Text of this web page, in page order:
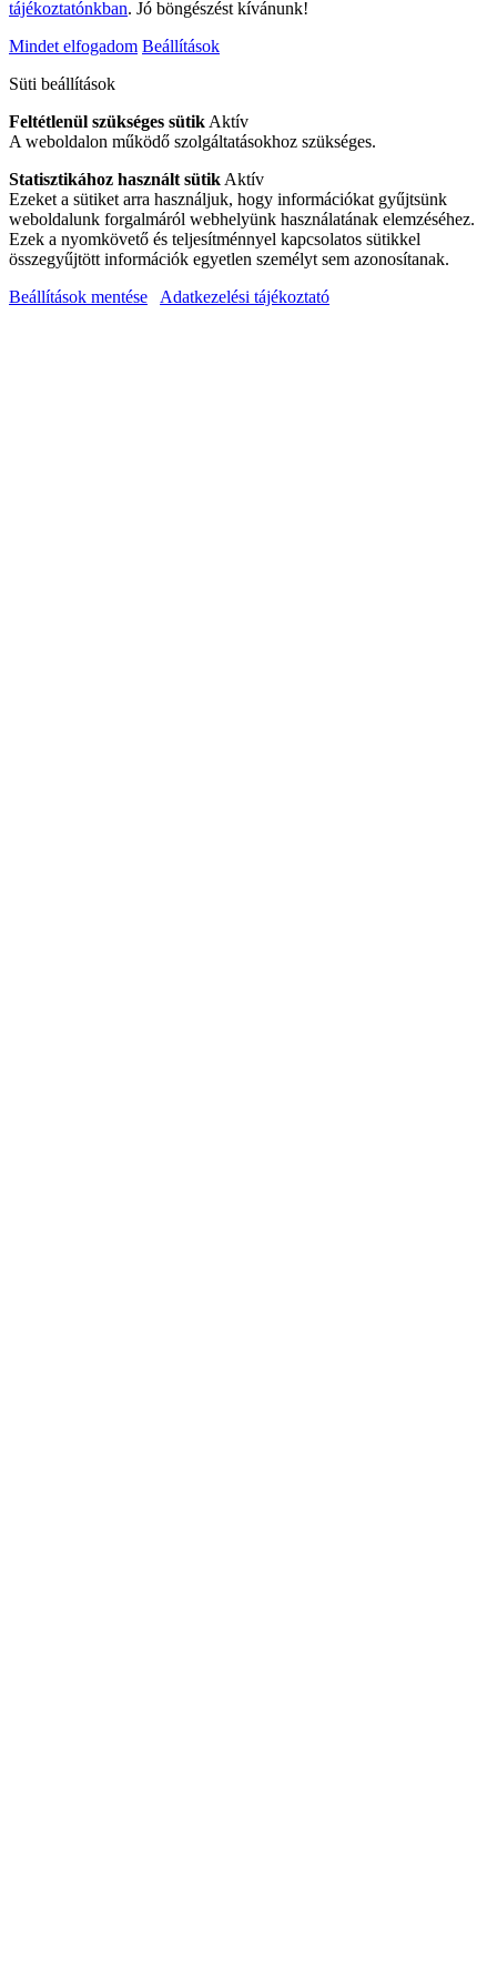
tájékoztatónkban. Jó böngészést kívánunk!
Mindet elfogadom Beállítások
Süti beállítások
Feltétlenül szükséges sütik Aktív
A weboldalon működő szolgáltatásokhoz szükséges.
Statisztikához használt sütik Aktív
Ezeket a sütiket arra használjuk, hogy információkat gyűjtsünk
weboldalunk forgalmáról webhelyünk használatának elemzéséhez.
Ezek a nyomkövető és teljesítménnyel kapcsolatos sütikkel
összegyűjtött információk egyetlen személyt sem azonosítanak.
Beállítások mentése
Adatkezelési tájékoztató